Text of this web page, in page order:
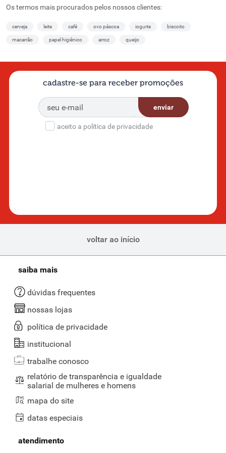
Os termos mais procurados pelos nossos clientes:
cerveja leite café ovo páscoa iogurte biscoito
macarrão papel higiênico arroz queijo
cadastre-se para receber promoções
enviar
aceito a política de privacidade
voltar ao início
saiba mais
dúvidas frequentes
nossas lojas
política de privacidade
institucional
trabalhe conosco
relatório de transparência e igualdade
salarial de mulheres e homens
mapa do site
datas especiais
atendimento